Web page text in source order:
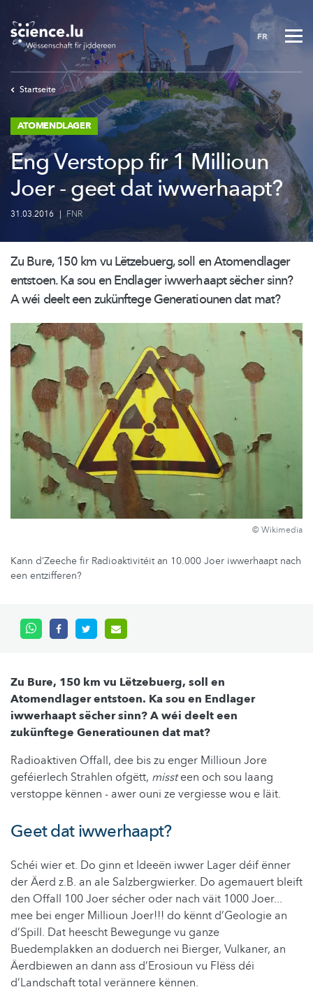
to
main
content
FR
Startseite
ATOMENDLAGER
Eng Verstopp fir 1 Millioun
Joer - geet dat iwwerhaapt?
31.03.2016 | FNR
Zu Bure, 150 km vu Lëtzebuerg, soll en Atomendlager
entstoen. Ka sou en Endlager iwwerhaapt sëcher sinn?
A wéi deelt een zukünftege Generatiounen dat mat?
© Wikimedia
Kann d’Zeeche fir Radioaktivitéit an 10.000 Joer iwwerhaapt nach
een entzifferen?
Zu Bure, 150 km vu Lëtzebuerg, soll en
Atomendlager entstoen. Ka sou en Endlager
iwwerhaapt sëcher sinn? A wéi deelt een
zukünftege Generatiounen dat mat?
Radioaktiven Offall, dee bis zu enger Millioun Jore
geféierlech Strahlen ofgëtt, missteen och sou laang
verstoppe kënnen - awer ouni ze vergiesse wou e läit.
Geet dat iwwerhaapt?
Schéi wier et. Do ginn et Ideeën iwwer Lager déif ënner
der Äerd z.B. an ale Salzbergwierker. Do agemauert bleift
den Offall 100 Joer sécher oder nach väit 1000 Joer...
mee bei enger Millioun Joer!!! do kënnt d’Geologie an
d’Spill. Dat heescht Bewegunge vu ganze
Buedemplakken an doduerch nei Bierger, Vulkaner, an
Äerdbiewen an dann ass d’Erosioun vu Flëss déi
d’Landschaft total verännere kënnen.